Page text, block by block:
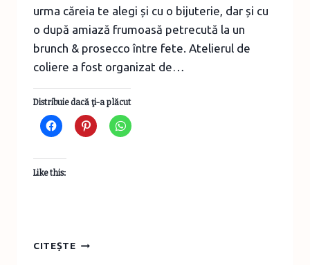
urma căreia te alegi și cu o bijuterie, dar și cu
o după amiază frumoasă petrecută la un
brunch & prosecco între fete. Atelierul de
coliere a fost organizat de…
Distribuie dacă ţi-a plăcut
Like this:
CITEȘTEATELIER